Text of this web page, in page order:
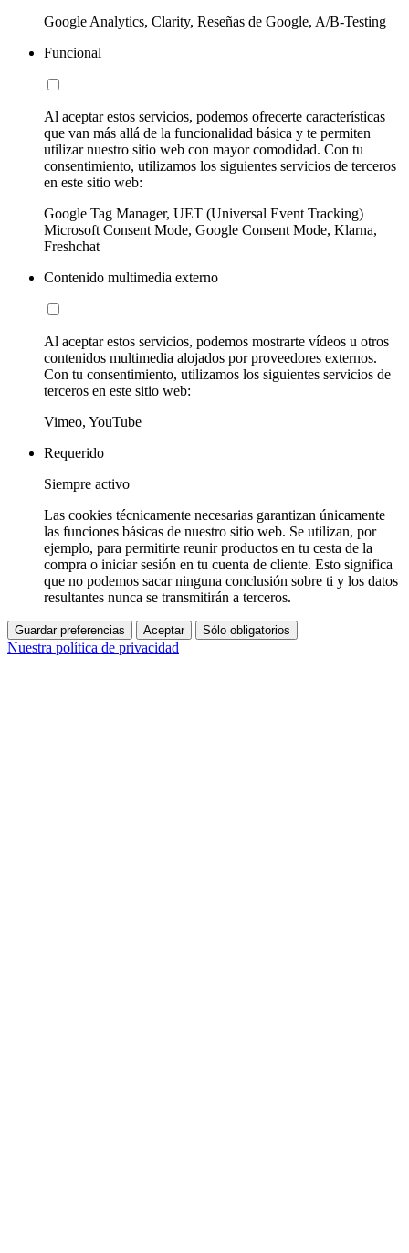
Google Analytics, Clarity, Reseñas de Google, A/B-Testing
Funcional
Al aceptar estos servicios, podemos ofrecerte características
que van más allá de la funcionalidad básica y te permiten
utilizar nuestro sitio web con mayor comodidad. Con tu
consentimiento, utilizamos los siguientes servicios de terceros
en este sitio web:
Google Tag Manager, UET (Universal Event Tracking)
Microsoft Consent Mode, Google Consent Mode, Klarna,
Freshchat
Contenido multimedia externo
Al aceptar estos servicios, podemos mostrarte vídeos u otros
contenidos multimedia alojados por proveedores externos.
Con tu consentimiento, utilizamos los siguientes servicios de
terceros en este sitio web:
Vimeo, YouTube
Requerido
Siempre activo
Las cookies técnicamente necesarias garantizan únicamente
las funciones básicas de nuestro sitio web. Se utilizan, por
ejemplo, para permitirte reunir productos en tu cesta de la
compra o iniciar sesión en tu cuenta de cliente. Esto significa
que no podemos sacar ninguna conclusión sobre ti y los datos
resultantes nunca se transmitirán a terceros.
Guardar preferencias Aceptar Sólo obligatorios
Nuestra política de privacidad